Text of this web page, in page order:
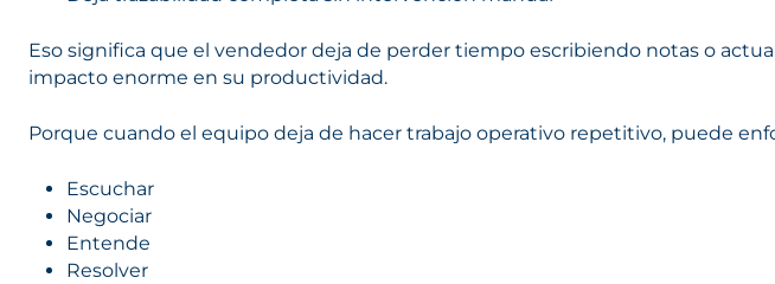
Eso significa que el vendedor deja de perder tiempo escribiendo notas o
impacto enorme en su productividad.
Porque cuando el equipo deja de hacer trabajo operativo repetitivo, puede
Escuchar
Negociar
Entende
Resolver